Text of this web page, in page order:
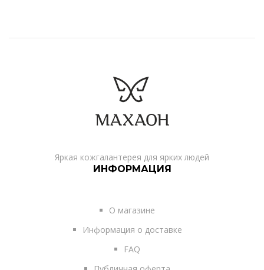
Яркая кожгалантерея для ярких людей
ИНФОРМАЦИЯ
О магазине
Информация о доставке
FAQ